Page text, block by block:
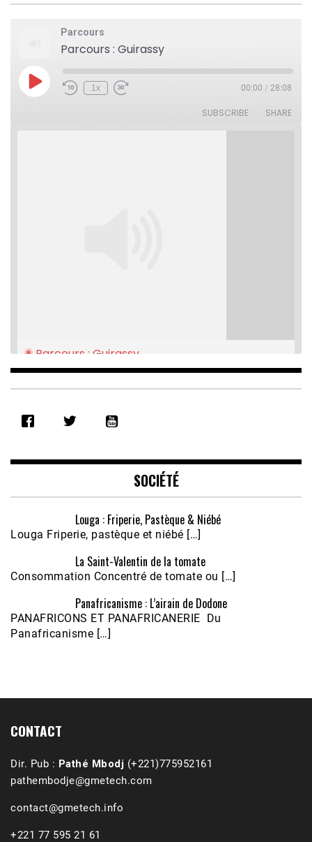
Parcours
Parcours : Guirassy
Play
Episode
Rewind
1x
Fast
00:00 / 28:08
SUBSCRIBE SHARE
RSS FEED
EMBED
Parcours : Guirassy
Feb 16, 2021 • 28:08
Écoutez le parcours de Claudiane Kapia
Nobana (Podologue)
Feb 24, 2021 • 28mn
SOCIÉTÉ
Louga : Friperie, Pastèque & Niébé
Louga Friperie, pastèque et niébé […]
La Saint-Valentin de la tomate
Consommation Concentré de tomate ou […]
Panafricanisme : L’airain de Dodone
PANAFRICONS ET PANAFRICANERIE Du
Panafricanisme […]
CONTACT
Dir. Pub : Pathé Mbodj (+221)775952161
pathembodje@gmetech.com
contact@gmetech.info
+221 77 595 21 61